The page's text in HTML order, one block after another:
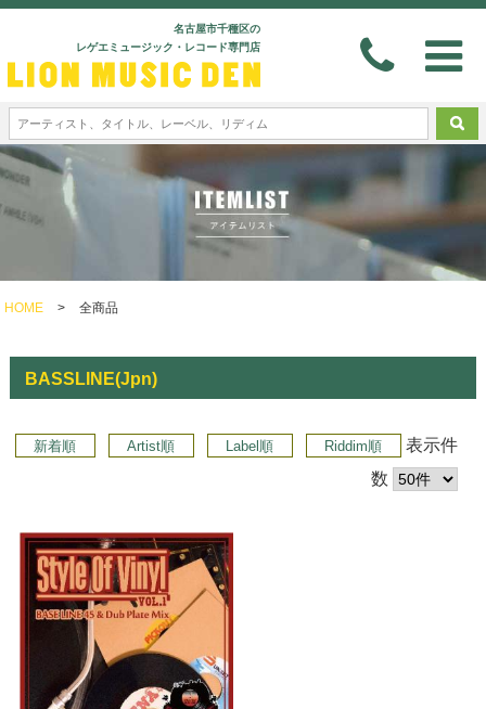
名古屋市千種区の
レゲエミュージック・レコード専門店
HOME > 全商品
BASSLINE(Jpn)
新着順 Artist順 Label順 Riddim順
表示件
数